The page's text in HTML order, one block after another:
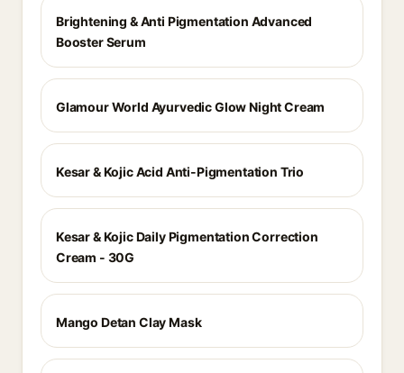
Brightening & Anti Pigmentation Advanced
Booster Serum
Glamour World Ayurvedic Glow Night Cream
Kesar & Kojic Acid Anti-Pigmentation Trio
Kesar & Kojic Daily Pigmentation Correction
Cream - 30G
Mango Detan Clay Mask